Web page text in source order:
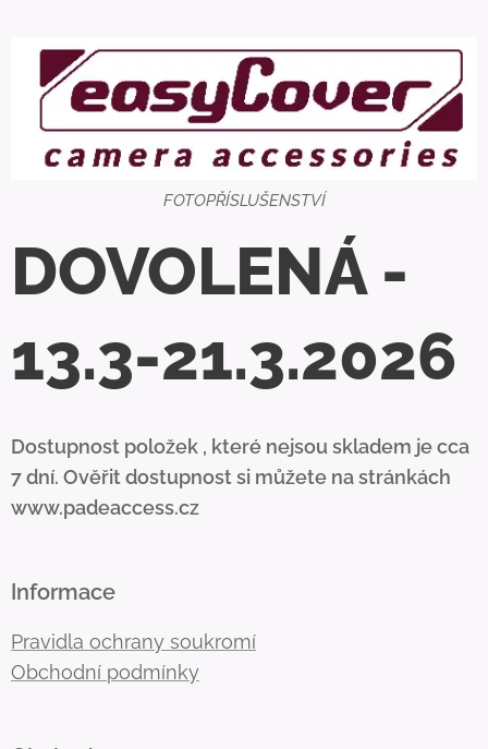
FOTOPŘÍSLUŠENSTVÍ
DOVOLENÁ -
13.3-21.3.2026
Dostupnost položek , které nejsou skladem je cca
7 dní. Ověřit dostupnost si můžete na stránkách
www.padeaccess.cz
Informace
Pravidla ochrany soukromí
Obchodní podmínky